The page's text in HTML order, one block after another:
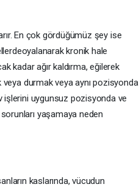
En çok gördüğümüz şey ise
kronik hale
kadar ağır kaldırma, eğilerek
durmak veya aynı pozisyonda
uygunsuz pozisyonda ve
yaşamaya neden
kaslarında, vücudun